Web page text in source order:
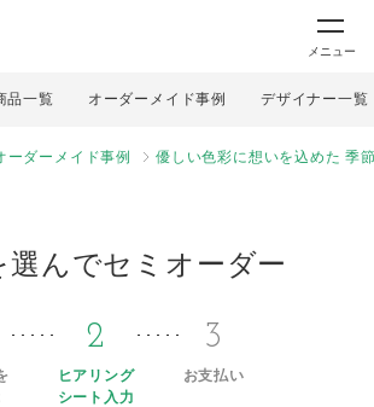
メニュー
品一覧 オーダーメイド事例 デザイナー一覧
ーダーメイド事例 優しい色彩に想いを込めた 季
選んでセミオーダー
2
ヒアリング
シート入力
3
お支払い